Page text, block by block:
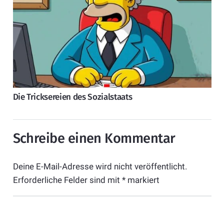
Die Tricksereien des Sozialstaats
Schreibe einen Kommentar
Deine E-Mail-Adresse wird nicht veröffentlicht.
Erforderliche Felder sind mit *markiert